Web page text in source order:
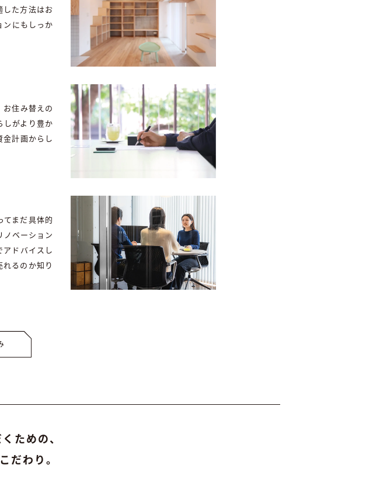
した方法はお
ンにもしっか
お住み替えの
しがより豊か
計画からし
まだ具体的
ノベーション
ドバイスし
るのか知り
ための、
だわり。